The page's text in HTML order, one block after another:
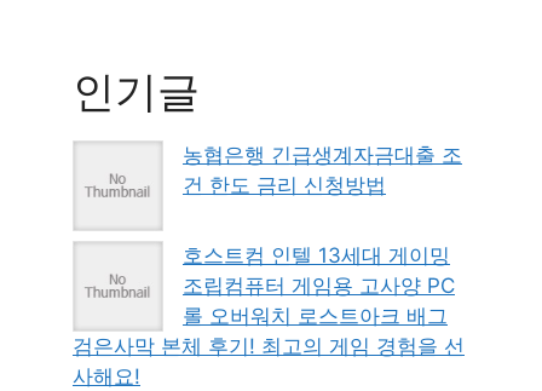
인기글
농협은행 긴급생계자금대출 조
건 한도 금리 신청방법
호스트컴 인텔 13세대 게이밍
조립컴퓨터 게임용 고사양 PC
롤 오버워치 로스트아크 배그
검은사막 본체 후기! 최고의 게임 경험을 선
사해요!